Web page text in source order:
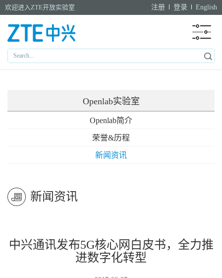
欢迎进入ZTE开放实验室 注册 登录 English
Openlab实验室
Openlab简介
荣誉&历程
新闻资讯
新闻资讯
中兴通讯发布5G核心网白皮书，全力推
进数字化转型